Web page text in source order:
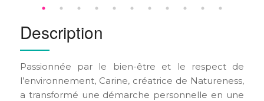
Description
Passionnée par le bien-être et le respect de
l’environnement, Carine, créatrice de Natureness,
a transformé une démarche personnelle en une